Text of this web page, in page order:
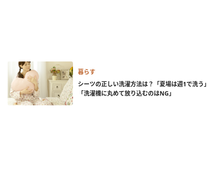
暮らす
シーツの正しい洗濯方法は？「夏場は週1で洗う」
「洗濯機に丸めて放り込むのはNG」